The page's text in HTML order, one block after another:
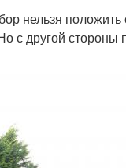
нельзя
с другой стороны